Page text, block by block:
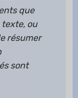
que
ou
résumer
sont